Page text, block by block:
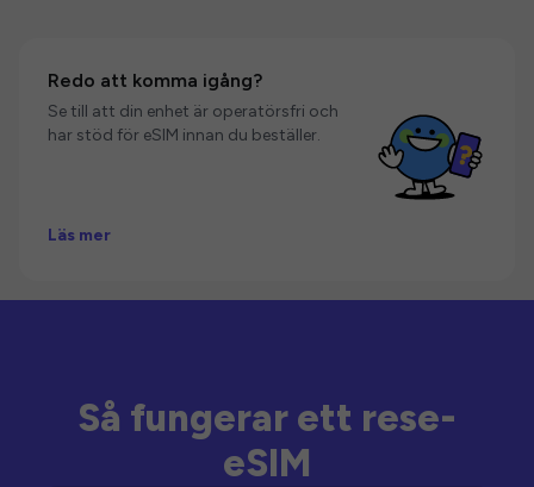
Redo att komma igång?
Se till att din enhet är operatörsfri och
har stöd för eSIM innan du beställer.
Läs mer
Så fungerar ett rese-
eSIM